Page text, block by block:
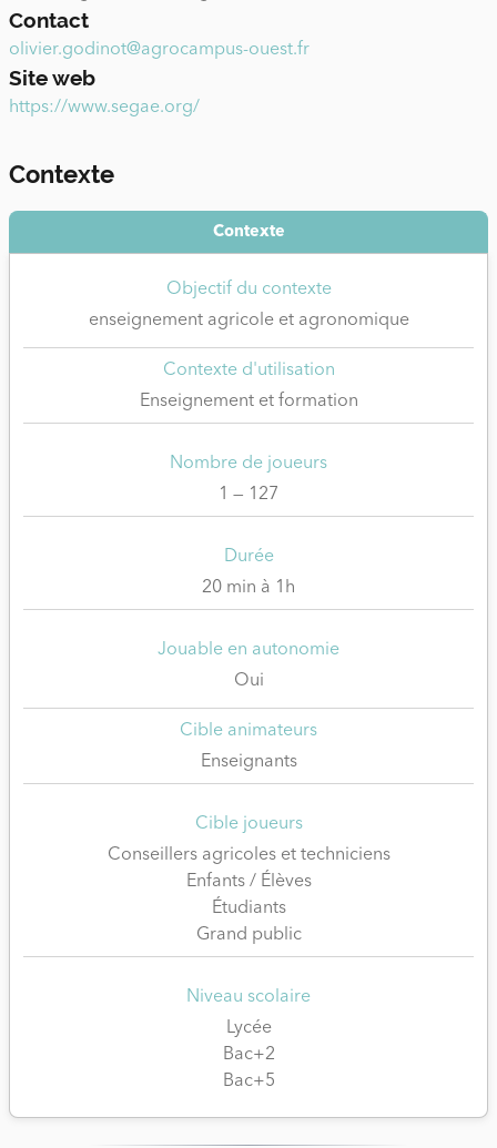
Contact
olivier.godinot@agrocampus-ouest.fr
Site web
https://www.segae.org/
Contexte
Contexte
Objectif du contexte
enseignement agricole et agronomique
Contexte d'utilisation
Enseignement et formation
Nombre de joueurs
1 — 127
Durée
20 min à 1h
Jouable en autonomie
Oui
Cible animateurs
Enseignants
Cible joueurs
Conseillers agricoles et techniciens
Enfants / Élèves
Étudiants
Grand public
Niveau scolaire
Lycée
Bac+2
Bac+5